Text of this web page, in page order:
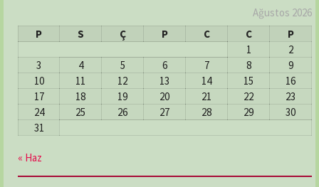
Ağustos 2026
P
S Ç P C C
P
1
2
3
4 5 6 7 8
9
10
11 12 13 14 15
16
17
18 19 20 21 22
23
24
25 26 27 28 29
30
31
« Haz